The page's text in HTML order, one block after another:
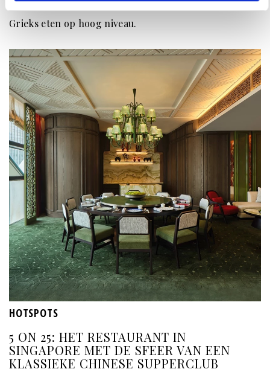
Grieks eten op hoog niveau.
HOTSPOTS
5 ON 25: HET RESTAURANT IN
SINGAPORE MET DE SFEER VAN EEN
KLASSIEKE CHINESE SUPPERCLUB